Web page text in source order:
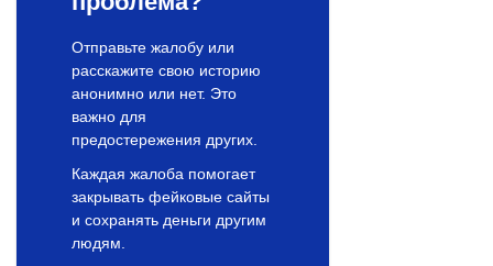
Отправьте жалобу или
расскажите свою историю
анонимно или нет. Это
важно для
предостережения других.
Каждая жалоба помогает
закрывать фейковые сайты
и сохранять деньги другим
людям.